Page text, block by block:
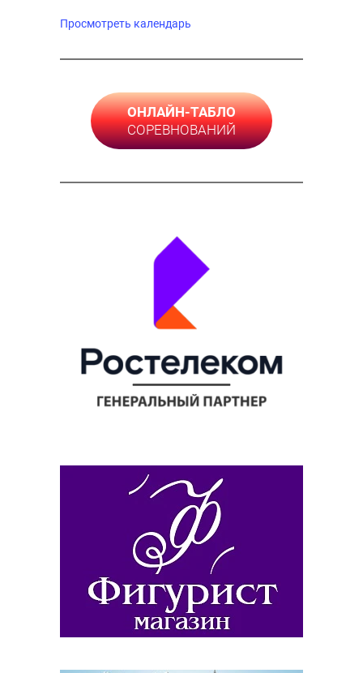
Просмотреть календарь
ОНЛАЙН-ТАБЛО
СОРЕВНОВАНИЙ